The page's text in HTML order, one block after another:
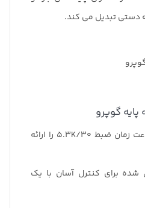
بی‌سیم استفاده کرد.
دستی تبدیل می کند.
گوپرو
این باتری بیش از چهار ساعت زمان ضبط 5.3K/30 را ارائه
برای کنترل آسان با یک